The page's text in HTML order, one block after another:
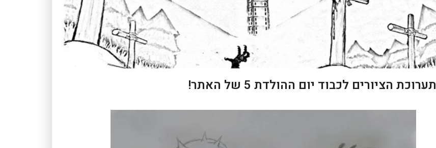
תערוכת הציורים לכבוד יום ההולדת 5 של האתר!